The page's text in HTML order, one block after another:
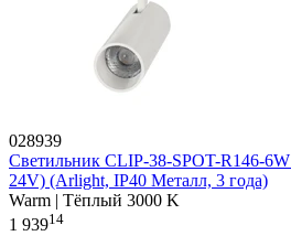
028939
Светильник CLIP-38-SPOT-R146-
24V) (Arlight, IP40 Металл, 3 года)
Warm | Тёплый 3000 K
1 93914